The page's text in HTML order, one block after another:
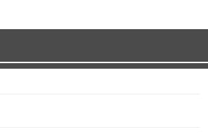
んこ盛りのウニ，イクラ。
マンス，質，もちろん味も最高！！
気の合う仲間とワイワイ楽しむも良